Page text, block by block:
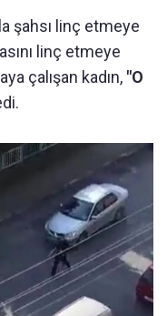
şahsı linç etmeye
linç etmeye
çalışan kadın, "O